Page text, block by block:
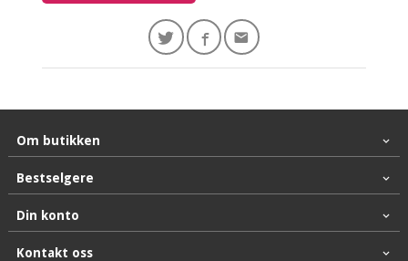
Om butikken
Bestselgere
Din konto
Kontakt oss